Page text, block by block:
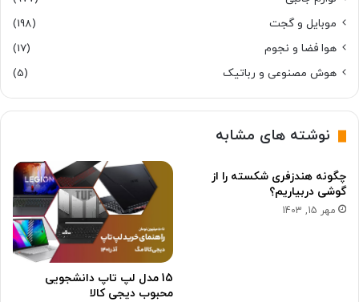
موبایل و گجت
(198)
هوا فضا و نجوم
(17)
هوش مصنوعی و رباتیک
(5)
نوشته های مشابه
چگونه هندزفری شکسته را از
گوشی دربیاریم؟
مهر 15, 1403
15 مدل لپ تاپ دانشجویی
محبوب دیجی کالا